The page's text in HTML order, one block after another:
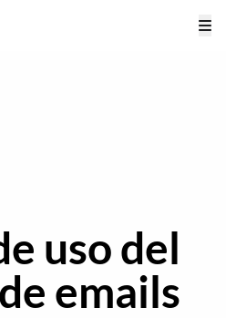
uso del
emails